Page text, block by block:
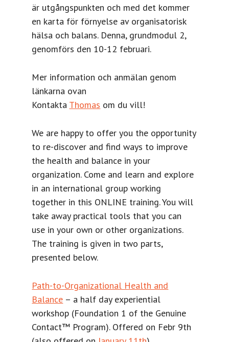
är utgångspunkten och med det kommer
en karta för förnyelse av organisatorisk
hälsa och balans. Denna, grundmodul 2,
genomförs den 10-12 februari.
Mer information och anmälan genom
länkarna ovan
Kontakta Thomas om du vill!
We are happy to offer you the opportunity
to re-discover and find ways to improve
the health and balance in your
organization. Come and learn and explore
in an international group working
together in this ONLINE training. You will
take away practical tools that you can
use in your own or other organizations.
The training is given in two parts,
presented below.
Path-to-Organizational Health and
Balance – a half day experiential
workshop (Foundation 1 of the Genuine
Contact™ Program). Offered on Febr 9th